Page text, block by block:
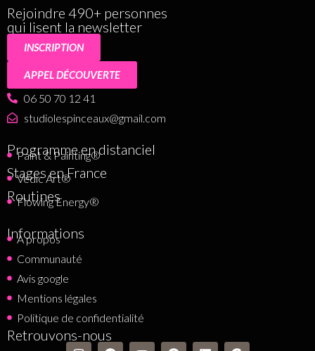
Rejoindre 490+ personnes
qui lisent la newsletter
INSCRIPTION
APPEL DÉCOUVERTE
06 50 70 12 41
studiolespinceaux@gmail.com
Programme en distanciel
Paint & Painting®
Stages en France
Vedic Art®
Routines
Flowing Energy®
Informations
A propos
Communauté
Avis google
Mentions légales
Politique de confidentialité
Retrouvons-nous